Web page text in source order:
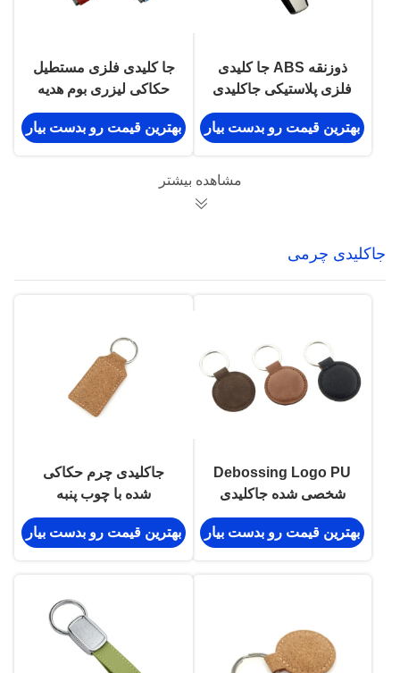
ذوزنقه ABS جا کلیدی
فلزی پلاستیکی جاکلیدی
آبکاری نقره
بهترین قیمت رو بدست بیار
جا کلیدی فلزی مستطیل
حکاکی لیزری بوم هدیه
هدیه
بهترین قیمت رو بدست بیار
مشاهده بیشتر
جاکلیدی چرمی
Debossing Logo PU
شخصی شده جاکلیدی
چرمی گرد آلیاژ روی قهوه
ای
بهترین قیمت رو بدست بیار
جاکلیدی چرم حکاکی
شده با چوب پنبه
بهترین قیمت رو بدست بیار